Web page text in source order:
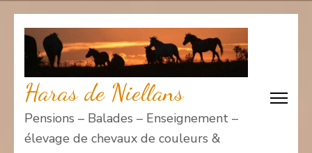
contenu
(Pressez
Entrée)
Haras de Niellans
Pensions – Balades – Enseignement –
élevage de chevaux de couleurs &